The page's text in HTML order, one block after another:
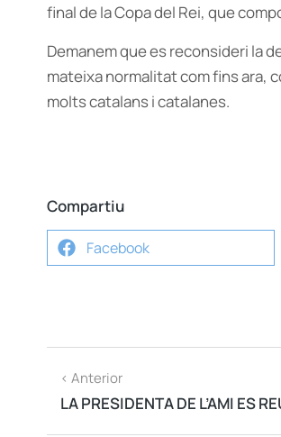
final de la Copa del Rei, que
Demanem que es reconsideri la
mateixa normalitat com fins ara,
molts catalans i catalanes.
Compartiu
Facebook
< Anterior